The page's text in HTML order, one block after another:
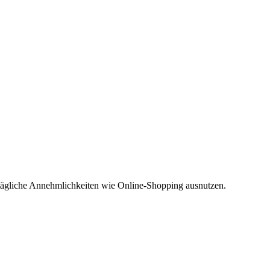
Annehmlichkeiten wie Online-Shopping ausnutzen.